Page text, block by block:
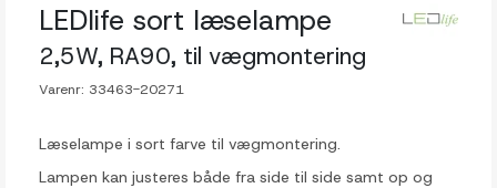
LEDlife sort læselampe
2,5W, RA90, til vægmontering
Varenr: 33463-20271
Læselampe i sort farve til vægmontering.
Lampen kan justeres både fra side til side samt op og